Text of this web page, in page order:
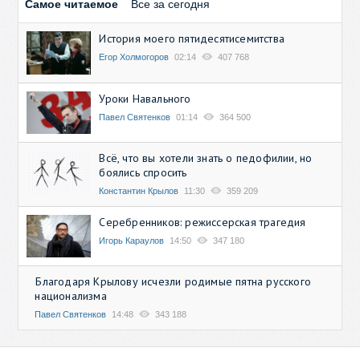
Самое читаемое Все за сегодня
История моего пятидесятисемитства
Егор Холмогоров 02:14 407 768
Уроки Навального
Павел Святенков 01:14 364 500
Всё, что вы хотели знать о педофилии, но
боялись спросить
Константин Крылов 11:30 359 209
Серебренников: режиссерская трагедия
Игорь Караулов 14:50 347 180
Благодаря Крылову исчезли родимые пятна русского
национализма
Павел Святенков 14:48 343 188